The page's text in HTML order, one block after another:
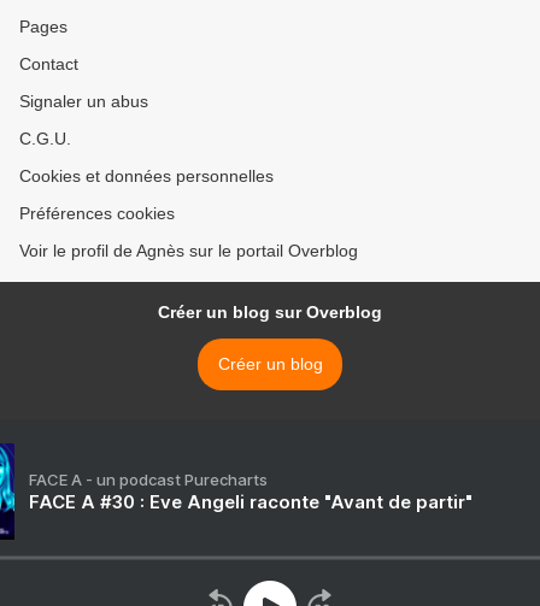
Pages
Contact
Signaler un abus
C.G.U.
Cookies et données personnelles
Préférences cookies
Voir le profil de Agnès sur le portail Overblog
Créer un blog sur Overblog
Créer un blog
FACE A - un podcast Purecharts
FACE A #30 : Eve Angeli raconte "Avant de partir"